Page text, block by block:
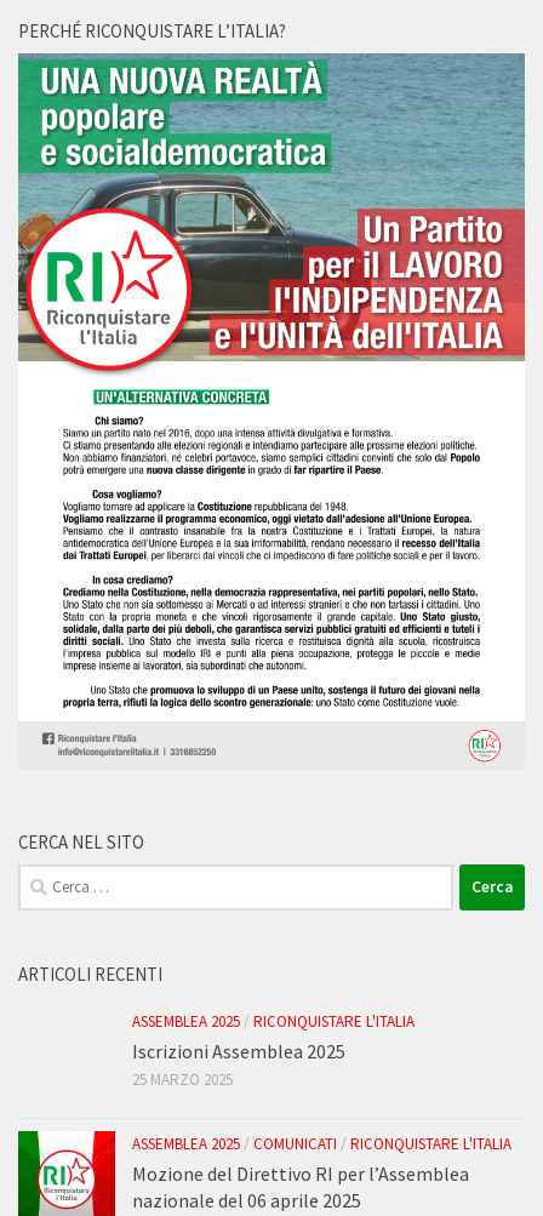
PERCHÉ RICONQUISTARE L’ITALIA?
CERCA NEL SITO
Ricerca
per:
ARTICOLI RECENTI
ASSEMBLEA 2025 / RICONQUISTARE L'ITALIA
Iscrizioni Assemblea 2025
25 MARZO 2025
ASSEMBLEA 2025 / COMUNICATI / RICONQUISTARE L'ITALIA
Mozione del Direttivo RI per l’Assemblea
nazionale del 06 aprile 2025